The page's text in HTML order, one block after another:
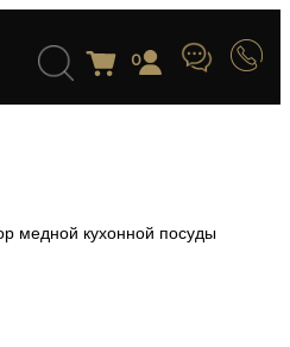
0
медной кухонной посуды